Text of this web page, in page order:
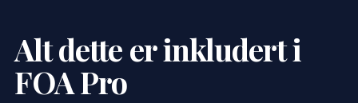
Alt dette er inkludert i
FOA Pro